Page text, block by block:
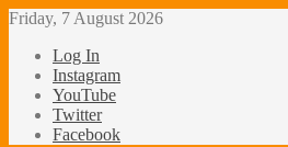
Friday, 7 August 2026
Log In
Instagram
YouTube
Twitter
Facebook